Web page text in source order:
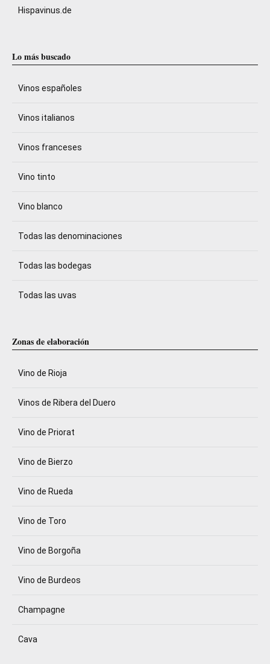
Hispavinus.de
Lo más buscado
Vinos españoles
Vinos italianos
Vinos franceses
Vino tinto
Vino blanco
Todas las denominaciones
Todas las bodegas
Todas las uvas
Zonas de elaboración
Vino de Rioja
Vinos de Ribera del Duero
Vino de Priorat
Vino de Bierzo
Vino de Rueda
Vino de Toro
Vino de Borgoña
Vino de Burdeos
Champagne
Cava